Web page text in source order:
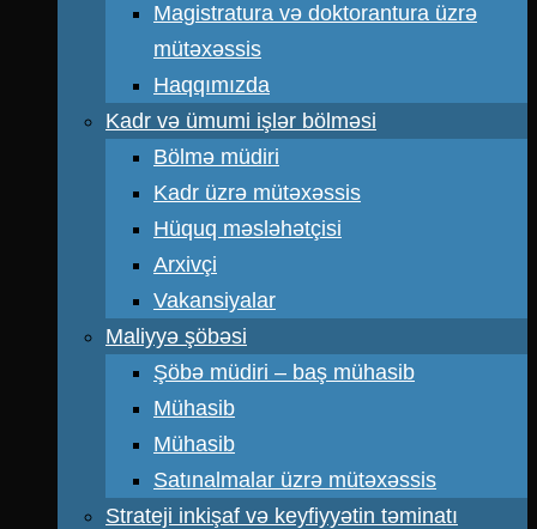
Magistratura və doktorantura üzrə
mütəxəssis
Haqqımızda
Kadr və ümumi işlər bölməsi
Bölmə müdiri
Kadr üzrə mütəxəssis
Hüquq məsləhətçisi
Arxivçi
Vakansiyalar
Maliyyə şöbəsi
Şöbə müdiri – baş mühasib
Mühasib
Mühasib
Satınalmalar üzrə mütəxəssis
Strateji inkişaf və keyfiyyətin təminatı